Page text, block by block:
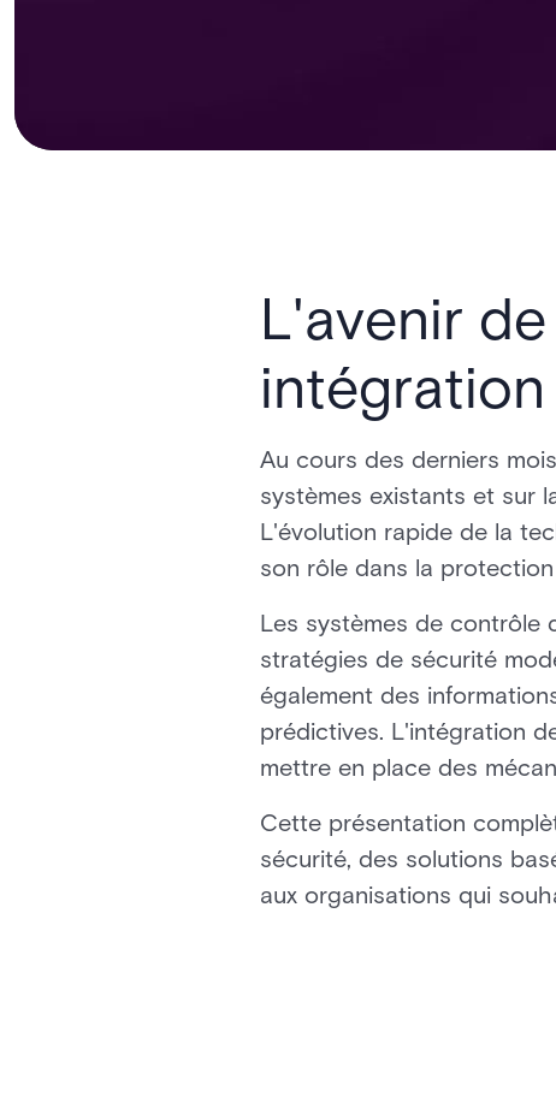
L'avenir
Au cours des derniers
systèmes existants et sur
L'évolution rapide de la
son rôle dans la
Les systèmes de contrôle
stratégies de sécurité
également des
prédictives. L'intégration
mettre en place des
Cette présentation
sécurité, des solutions
aux organisations qui